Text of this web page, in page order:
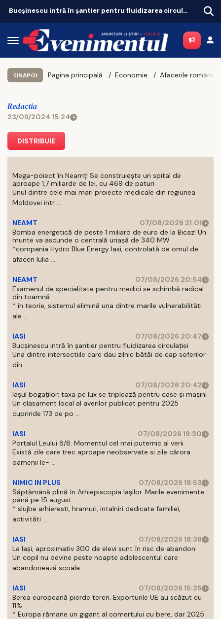
Bucșinescu intră în șantier pentru fluidizarea circulației
INAPOI Pagina principală Economie
Redactia
23/09/2024 15:24
DISTRIBUIE
Mega-poiect în Neamț! Se construiește un spital de
aproape 1,7 miliarde de lei, cu 469 de paturi
Unul dintre cele mai mari proiecte medicale din regiunea
Moldovei intr ...
NEAMT
07/08/2026 21:01
Bomba energetică de peste 1 miliard de euro de la Bicaz! Un
munte va ascunde o centrală uriașă de 340 MW
*compania Hydro Blue Energy Iasi, controlată de omul de
afaceri Iulia ...
NEAMT
07/08/2026 20:54
Examenul de specialitate pentru medici se schimbă radical
din toamnă
* in teorie, sistemul elimină una dintre marile vulnerabilităti
ale ...
IASI
07/08/2026 20:47
Bucșinescu intră în șantier pentru fluidizarea circulației
Una dintre intersectiile care dau zilnic bătăi de cap soferilor
din ...
IASI
07/08/2026 20:42
Iașul bogaților: taxa pe lux se triplează pentru case și mașini
Un clasament local al averilor publicat pentru 2025
cuprinde 173 de po ...
IASI
07/08/2026 19:30
Portalul Leului 8/8. Momentul cel mai puternic al verii
Există zile care trec aproape neobservate si zile cărora
oamenii le- ...
NIMIC IN PLUS
07/08/2026 18:53
Săptămână plină în Arhiepiscopia Iașilor. Marile evenimente
până pe 15 august
* slujbe arhieresti, hramuri, intalniri dedicate familiei,
activităti ...
IASI
07/08/2026 18:38
La Iași, aproximativ 300 de elevi sunt în risc de abandon
Un copil nu devine peste noapte adolescentul care
abandonează scoala ...
IASI
07/08/2026 15:35
Berea europeană pierde teren. Exporturile UE au scăzut cu
11%
* Europa rămane un gigant al comertului cu bere, dar 2025